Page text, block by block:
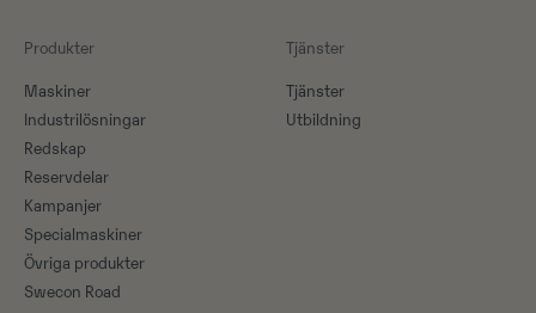
Produkter
Maskiner​
Industrilösningar
Redskap
Reservdelar
Kampanjer
Specialmaskiner
Övriga produkter
Swecon Road
Tjänster
Tjänster
Utbildning